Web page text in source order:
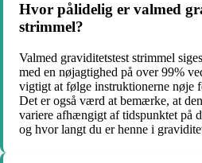
Hvor pålidelig er valmed
strimmel?
Valmed graviditetstest strimmel
med en nøjagtighed på over 99%
vigtigt at følge instruktionerne nøje
Det er også værd at bemærke, at
variere afhængigt af tidspunktet på
og hvor langt du er henne i